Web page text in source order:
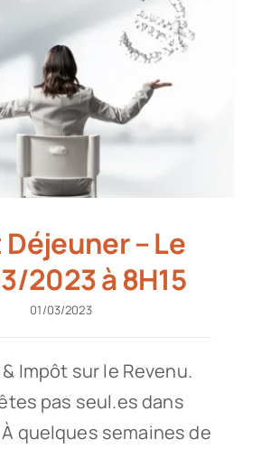
– Le
2023 à 8H15
01/03/2023
Impôt sur le Revenu.
pas seul.es dans
À quelques semaines de